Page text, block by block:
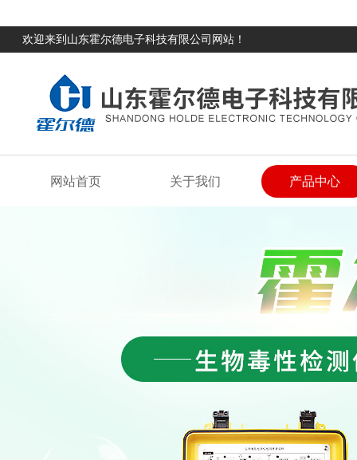
欢迎来到山东霍尔德电子科技有限公司网站！
网站首页 关于我们 产品中心